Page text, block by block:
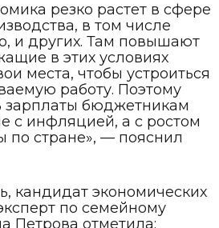
резко растет в сфере
в том числе
и других. Там повышают
в этих условиях
места, чтобы устроиться
работу. Поэтому
зарплаты бюджетникам
с инфляцией, а с ростом
по стране», — пояснил
кандидат экономических
по семейному
Петрова отметила: